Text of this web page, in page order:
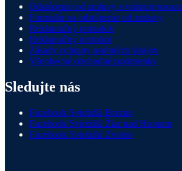
Odstúpenie od zmluvy a vrátenie tovaru
Formulár na odstúpenie od zmluvy
Reklamačný poriadok
Reklamačný protokol
Zásady ochrany osobných údajov
Všeobecné obchodné podmienky
Sledujte nás
Facebook Svietidlá Brezno
Facebook Svietidlá Žiar nad Hronom
Facebook Svietidlá Zvolen